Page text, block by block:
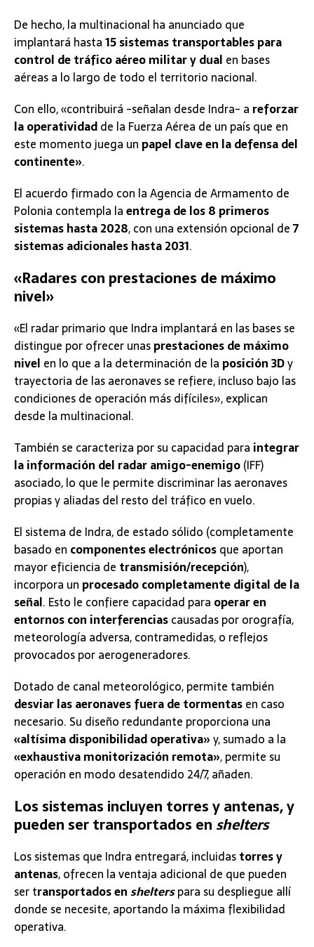
De hecho, la multinacional ha anunciado que
implantará hasta15 sistemas transportables para
control de tráfico aéreo militar y dual en bases
aéreas a lo largo de todo el territorio nacional.
Con ello, «contribuirá -señalan desde Indra- a reforzar
la operatividadde la Fuerza Aérea de un país que en
este momento juega un papel clave en la defensa del
continente».
El acuerdo firmado con la Agencia de Armamento de
Polonia contempla laentrega de los 8 primeros
sistemas hasta 2028, con una extensión opcional de7
sistemas adicionales hasta 2031.
«Radares con prestaciones de máximo
nivel»
«El radar primario que Indra implantará en las bases se
distingue por ofrecer unasprestaciones de máximo
nivel en lo que a la determinación de la posición 3Dy
trayectoria de las aeronaves se refiere, incluso bajo las
condiciones de operación más difíciles», explican
desde la multinacional.
También se caracteriza por su capacidad para integrar
la información del radar amigo-enemigo(IFF)
asociado, lo que le permite discriminar las aeronaves
propias y aliadas del resto del tráfico en vuelo.
El sistema de Indra, de estado sólido (completamente
basado en componentes electrónicosque aportan
mayor eficiencia de transmisión/recepción),
incorpora un procesado completamente digital de la
señal. Esto le confiere capacidad para operar en
entornos con interferenciascausadas por orografía,
meteorología adversa, contramedidas, o reflejos
provocados por aerogeneradores.
Dotado de canal meteorológico, permite también
desviar las aeronaves fuera de tormentasen caso
necesario. Su diseño redundante proporciona una
«altísima disponibilidad operativa»y, sumado a la
«exhaustiva monitorización remota», permite su
operación en modo desatendido 24/7, añaden.
Los sistemas incluyen torres y antenas, y
pueden ser transportados enshelters
Los sistemas que Indra entregará, incluidastorres y
antenas, ofrecen la ventaja adicional de que pueden
ser transportados enshelterspara su despliegue allí
donde se necesite, aportando la máxima flexibilidad
operativa.